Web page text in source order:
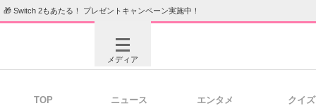
🎁 Switch 2もあたる！ プレゼントキャンペーン実施中！
メディア
TOP ニュース エンタメ クイズ